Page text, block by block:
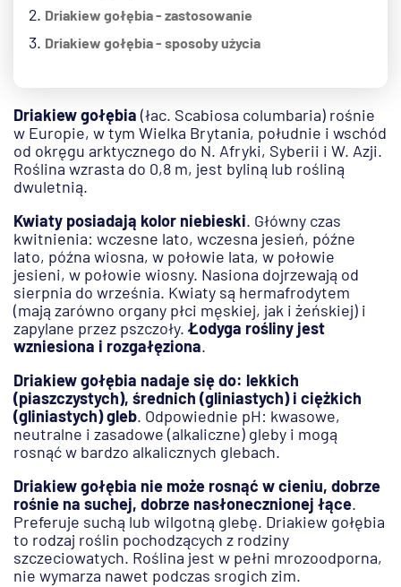
Driakiew gołębia - zastosowanie
Driakiew gołębia - sposoby użycia
Driakiew gołębia (łac. Scabiosa columbaria) rośnie
w Europie, w tym Wielka Brytania, południe i wschód
od okręgu arktycznego do N. Afryki, Syberii i W. Azji.
Roślina wzrasta do 0,8 m, jest byliną lub rośliną
dwuletnią.
Kwiaty posiadają kolor niebieski. Główny czas
kwitnienia: wczesne lato, wczesna jesień, późne
lato, późna wiosna, w połowie lata, w połowie
jesieni, w połowie wiosny. Nasiona dojrzewają od
sierpnia do września. Kwiaty są hermafrodytem
(mają zarówno organy płci męskiej, jak i żeńskiej) i
zapylane przez pszczoły.Łodyga rośliny jest
wzniesiona i rozgałęziona.
Driakiew gołębia nadaje się do: lekkich
(piaszczystych), średnich (gliniastych) i ciężkich
(gliniastych) gleb. Odpowiednie pH: kwasowe,
neutralne i zasadowe (alkaliczne) gleby i mogą
rosnąć w bardzo alkalicznych glebach.
Driakiew gołębia nie może rosnąć w cieniu, dobrze
rośnie na suchej, dobrze nasłonecznionej łące.
Preferuje suchą lub wilgotną glebę. Driakiew gołębia
to rodzaj roślin pochodzących z rodziny
szczeciowatych. Roślina jest w pełni mrozoodporna,
nie wymarza nawet podczas srogich zim.